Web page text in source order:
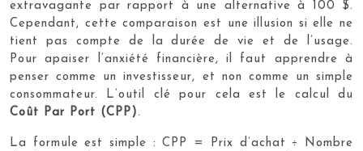
extravagante par rapport à une alternative à 100 $.
Cependant, cette comparaison est une illusion si elle ne
tient pas compte de la durée de vie et de l’usage.
Pour apaiser l’anxiété financière, il faut apprendre à
penser comme un investisseur, et non comme un simple
consommateur. L’outil clé pour cela est le calcul du
Coût Par Port (CPP).
La formule est simple : CPP = Prix d’achat ÷ Nombre